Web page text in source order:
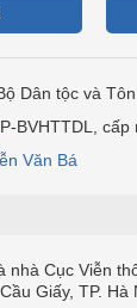
Dân tộc và
BVHTTDL,
Văn Bá
nhà Cục Viễn
Giấy, TP. Hà